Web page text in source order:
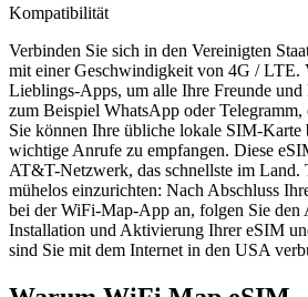
Kompatibilität
Verbinden Sie sich in den Vereinigten
mit einer Geschwindigkeit von 4G / LTE.
Lieblings-Apps, um alle Ihre Freunde
zum Beispiel WhatsApp oder Telegramm,
Sie können Ihre übliche lokale SIM-Karte
wichtige Anrufe zu empfangen. Diese
AT&T-Netzwerk, das schnellste im Land.
mühelos einzurichten: Nach Abschluss
bei der WiFi-Map-App an, folgen Sie den
Installation und Aktivierung Ihrer eSIM
sind Sie mit dem Internet in den USA